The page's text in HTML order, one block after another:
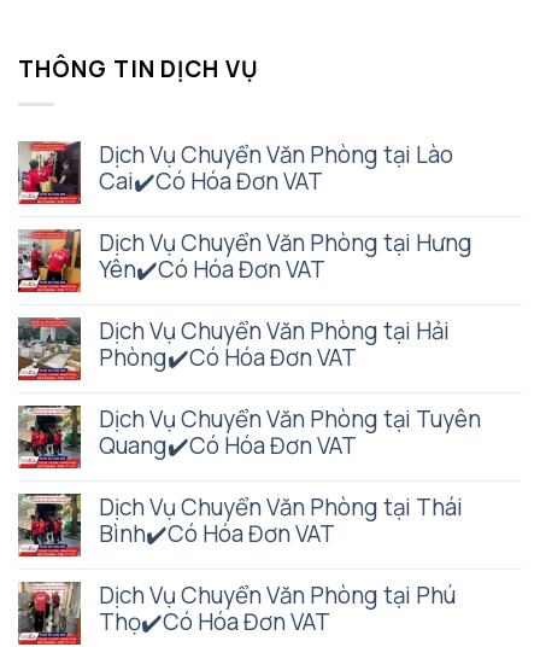
THÔNG TIN DỊCH VỤ
Dịch Vụ Chuyển Văn Phòng tại Lào
Cai✔️Có Hóa Đơn VAT
Dịch Vụ Chuyển Văn Phòng tại Hưng
Yên✔️Có Hóa Đơn VAT
Dịch Vụ Chuyển Văn Phòng tại Hải
Phòng✔️Có Hóa Đơn VAT
Dịch Vụ Chuyển Văn Phòng tại Tuyên
Quang✔️Có Hóa Đơn VAT
Dịch Vụ Chuyển Văn Phòng tại Thái
Bình✔️Có Hóa Đơn VAT
Dịch Vụ Chuyển Văn Phòng tại Phú
Thọ✔️Có Hóa Đơn VAT